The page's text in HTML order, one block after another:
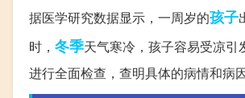
据医学研究数据显示，一周岁的孩子
时， 冬季天气寒冷，孩子容易受凉
进行全面检查，查明具体的病情和病